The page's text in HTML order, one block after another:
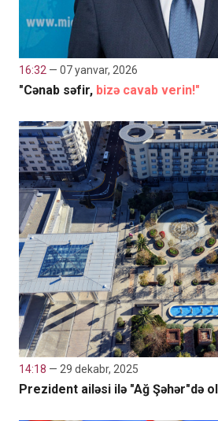
16:32 — 07 yanvar, 2026
"Cənab səfir, bizə cavab verin!"
14:18 — 29 dekabr, 2025
Prezident ailəsi ilə "Ağ Şəhər"də